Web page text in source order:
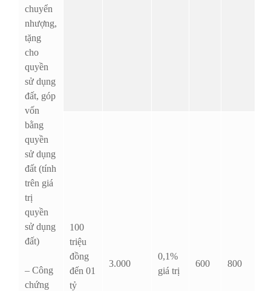
chuyển
nhượng,
tặng
cho
quyền
sử dụng
đất, góp
vốn
bằng
quyền
sử dụng
đất (tính
trên giá
trị
quyền
sử dụng
đất)
– Công
chứng
100
triệu
đồng
đến 01
tỷ
3.000
0,1%
giá trị
600 800